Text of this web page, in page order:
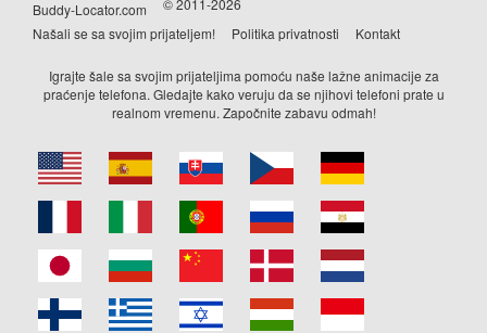
Buddy-Locator.com
Našali se sa svojim prijateljem!
Politika privatnosti Kontakt
Igrajte šale sa svojim prijateljima pomoću naše lažne animacije za
praćenje telefona. Gledajte kako veruju da se njihovi telefoni prate u
realnom vremenu. Započnite zabavu odmah!